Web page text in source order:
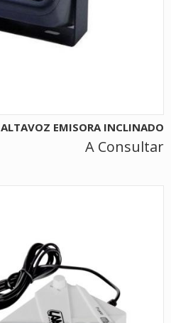
ALTAVOZ EMISORA INCLINADO
A Consultar